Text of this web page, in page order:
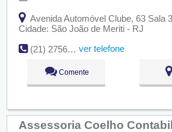
Avenida Automóvel Clube, 63 Sala
Cidade: São João de Meriti - RJ
(21) 2756-0603
ver telefone
Comente
Assessoria Coelho